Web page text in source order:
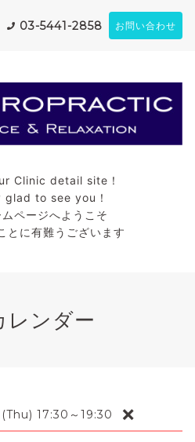
03-5441-2858 お問い合わせ
Clinic detail site！
glad to see you！
ページへようこそ
とに有難うございます
レンダー
17:30～19:30 ❌